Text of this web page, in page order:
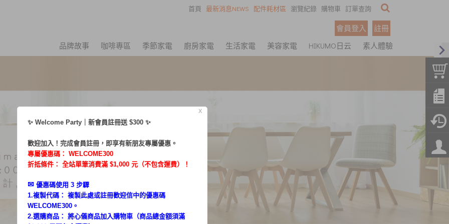
首頁 最新消息NEWS 配件耗材區 瀏覽紀錄 購物車 訂單查詢
會員登入
註冊
品牌故事
咖啡專區 季節家電 廚房家電 生活家電 美容家電 HIKUMO日云 素人體驗
X
✨ Welcome Party｜新會員註冊送 $300 ✨
歡迎加入！完成會員註冊，即享有新朋友專屬優惠。
專屬優惠碼： WELCOME300
折抵條件： 全站單筆消費滿 $1,000 元（不包含運費）！
✉︎ 優惠碼使用 3 步驟
1.複製代碼： 複製此處或註冊歡迎信中的優惠碼
WELCOME300。
2.選購商品： 將心儀商品加入購物車（商品總金額須滿